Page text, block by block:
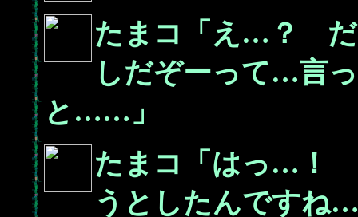
たまコ「え…？ だ
しだぞーって…言
と……」
たまコ「はっ…！
うとしたんです